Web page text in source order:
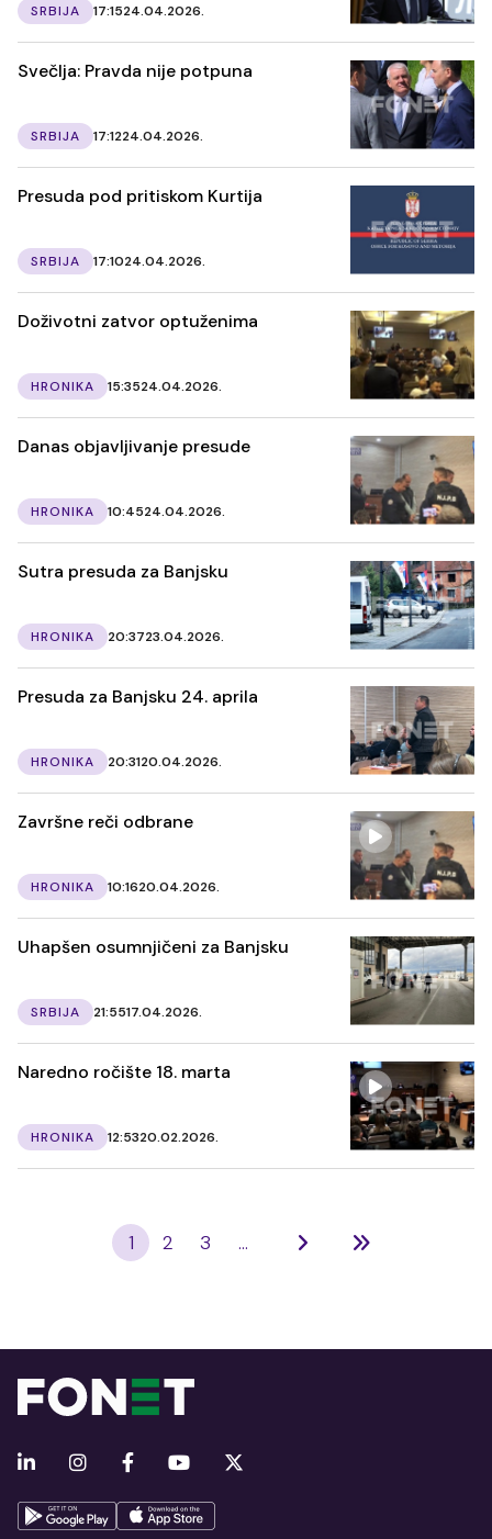
SRBIJA 17:1524.04.2026.
Svečlja: Pravda nije potpuna
SRBIJA 17:1224.04.2026.
Presuda pod pritiskom Kurtija
SRBIJA 17:1024.04.2026.
Doživotni zatvor optuženima
HRONIKA 15:3524.04.2026.
Danas objavljivanje presude
HRONIKA 10:4524.04.2026.
Sutra presuda za Banjsku
HRONIKA 20:3723.04.2026.
Presuda za Banjsku 24. aprila
HRONIKA 20:3120.04.2026.
Završne reči odbrane
HRONIKA 10:1620.04.2026.
Uhapšen osumnjičeni za Banjsku
SRBIJA 21:5517.04.2026.
Naredno ročište 18. marta
HRONIKA 12:5320.02.2026.
1 2 3 ...